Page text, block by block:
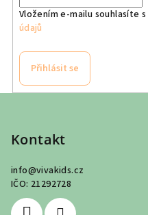
Vložením e-mailu souhlasíte s
údajů
Přihlásit se
Kontakt
info@vivakids.cz
IČO: 21292728